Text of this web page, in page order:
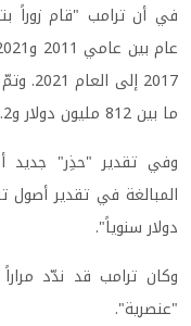
في أن ترامب "قام زوراً
ما بين 812 مليون دولار و2.2 مليار دولار" كلّ عام.
وفي تقدير "حذِر" جديد
دولار سنوياً".
وكان ترامب قد ندّد
"عنصرية".